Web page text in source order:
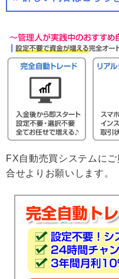
FX自動売買システムに
合せよりお願いします。